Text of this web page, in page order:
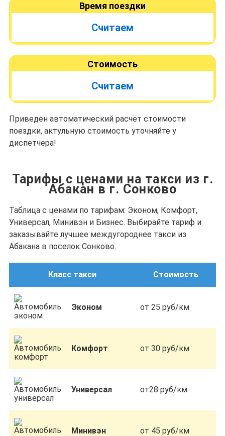
Время поездки
Считаем
Стоимость
Считаем
Приведен автоматический расчёт стоимости
поездки, актульную стоимость уточняйте у
диспетчера!
Тарифы с ценами на такси из г.
Абакан в г. Сонково
Таблица с ценами по тарифам: Эконом, Комфорт,
Универсал, Минивэн и Бизнес. Выбирайте тариф и
заказывайте лучшее междугороднее такси из
Абакана в поселок Сонково.
Класс такси Стоимость
Эконом от 25 руб/км
Комфорт от 30 руб/км
Универсал от28 руб/км
Минивэн от 45 руб/км